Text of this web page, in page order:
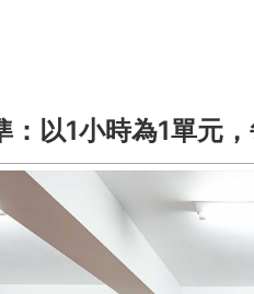
：以1小時為1單元